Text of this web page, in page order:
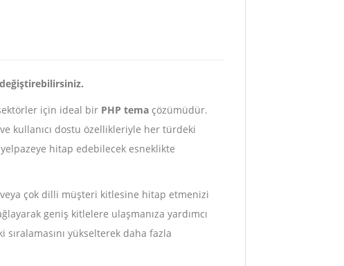
için ideal bir PHP tema çözümüdür.
kullanıcı dostu özellikleriyle her türdeki
hitap edebilecek esneklikte
çok dilli müşteri kitlesine hitap etmenizi
geniş kitlelere ulaşmanıza yardımcı
yükselterek daha fazla